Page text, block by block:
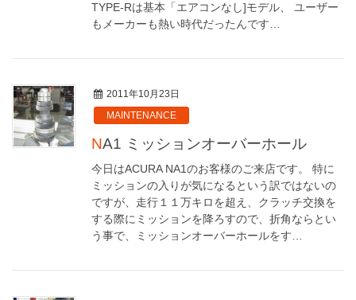
TYPE-Rは基本「エアコンなし]モデル、 ユーザー
もメーカーも熱い時代だったんです…
2011年10月23日
MAINTENANCE
NA1 ミッションオーバーホール
今日はACURA NA1のお客様のご来店です。 特に
ミッションの入りが気になるという訳ではないの
ですが、走行１１万キロを超え、クラッチ交換を
する際にミッションを降ろすので、折角ならとい
う事で、ミッションオーバーホールをす…